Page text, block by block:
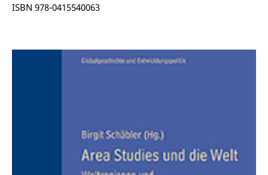
ISBN 978-0415540063